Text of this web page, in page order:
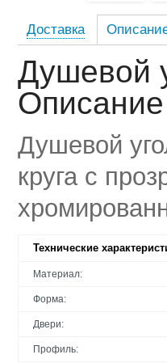
Доставка
Душевой
Описание
Душевой
круга с
Технические
Материал:
Форма:
Двери:
Профиль: